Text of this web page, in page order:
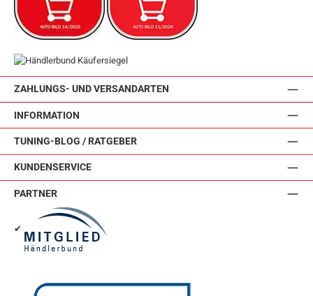
ZAHLUNGS- UND VERSANDARTEN
INFORMATION
TUNING-BLOG / RATGEBER
KUNDENSERVICE
PARTNER
✔